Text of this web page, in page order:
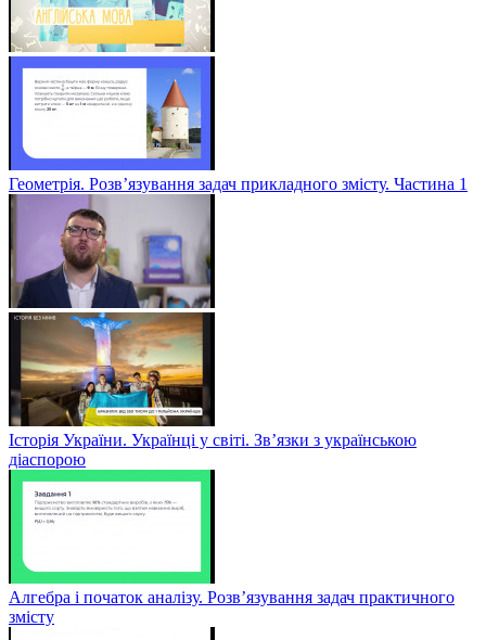
Геометрія. Розв’язування задач прикладного змісту. Частина 1
Історія України. Українці у світі. Зв’язки з українською
діаспорою
Алгебра і початок аналізу. Розв’язування задач практичного
змісту